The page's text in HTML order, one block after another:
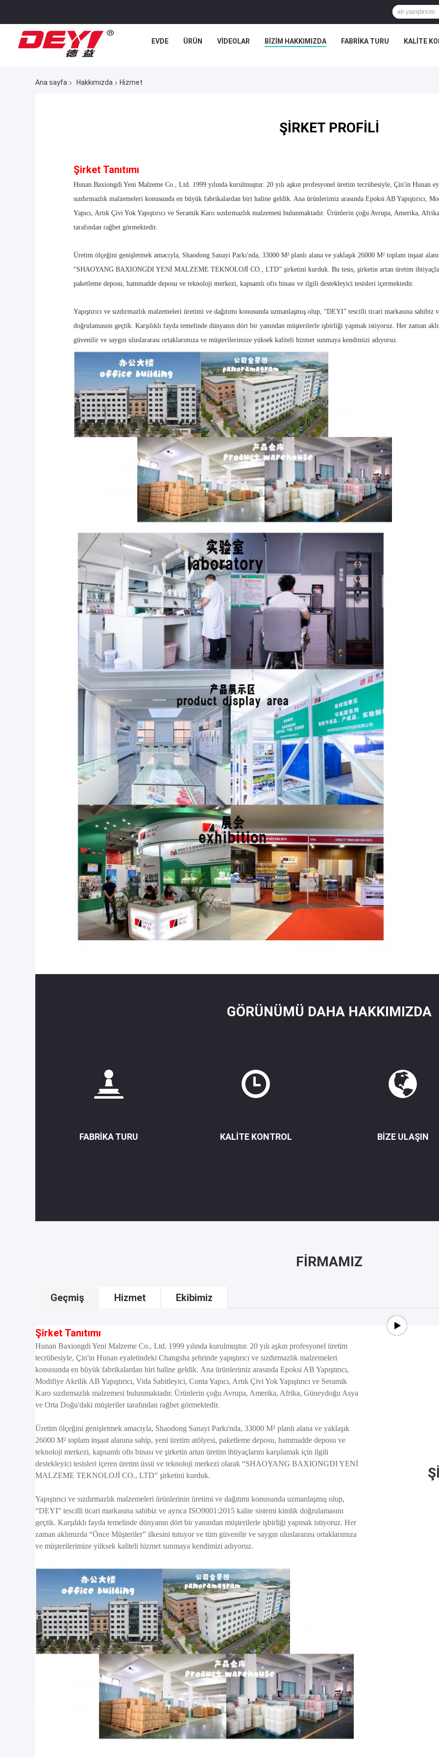
EVDE ÜRÜN VIDEOLAR BIZIM HAKKIMIZDA FABRIKA TURU KALITE
Ana sayfa Hakkımızda Hizmet
ŞIRKET PROFILI
Şirket Tanıtımı
Hunan Baxiongdi Yeni Malzeme Co., Ltd. 1999 yılında kurulmuştur. 20 yılı aşkın profesyonel üretim tecrübesiyle, Çin'in Hunan
sızdırmazlık malzemeleri konusunda en büyük fabrikalardan biri haline geldik. Ana ürünlerimiz arasında Epoksi AB Yapıştırıcı,
Yapıcı, Artık Çivi Yok Yapıştırıcı ve Seramik Karo sızdırmazlık malzemesi bulunmaktadır. Ürünlerin çoğu Avrupa, Amerika,
tarafından rağbet görmektedir.
Üretim ölçeğini genişletmek amacıyla, Shaodong Sanayi Parkı'nda, 33000 M² planlı alana ve yaklaşık 26000 M² toplam inşaat
“SHAOYANG BAXIONGDI YENİ MALZEME TEKNOLOJİ CO., LTD” şirketini kurduk. Bu tesis, şirketin artan üretim
paketleme deposu, hammadde deposu ve teknoloji merkezi, kapsamlı ofis binası ve ilgili destekleyici tesisleri içermektedir.
Yapıştırıcı ve sızdırmazlık malzemeleri üretimi ve dağıtımı konusunda uzmanlaşmış olup, “DEYI” tescilli ticari markasına
doğrulamasını geçtik. Karşılıklı fayda temelinde dünyanın dört bir yanından müşterilerle işbirliği yapmak istiyoruz. Her zaman
güvenilir ve saygın uluslararası ortaklarımıza ve müşterilerimize yüksek kaliteli hizmet sunmaya kendimizi adıyoruz.
GÖRÜNÜMÜ DAHA HAKKIMIZDA
FABRIKA TURU KALITE KONTROL BIZE ULAŞIN
FIRMAMIZ
Geçmiş Hizmet Ekibimiz
Şirket Tanıtımı
Hunan Baxiongdi Yeni Malzeme Co., Ltd. 1999 yılında kurulmuştur. 20 yılı aşkın profesyonel üretim
tecrübesiyle, Çin'in Hunan eyaletindeki Changsha şehrinde yapıştırıcı ve sızdırmazlık malzemeleri
konusunda en büyük fabrikalardan biri haline geldik. Ana ürünlerimiz arasında Epoksi AB Yapıştırıcı,
Modifiye Akrilik AB Yapıştırıcı, Vida Sabitleyici, Conta Yapıcı, Artık Çivi Yok Yapıştırıcı ve Seramik
Karo sızdırmazlık malzemesi bulunmaktadır. Ürünlerin çoğu Avrupa, Amerika, Afrika, Güneydoğu Asya
ve Orta Doğu'daki müşteriler tarafından rağbet görmektedir.
Üretim ölçeğini genişletmek amacıyla, Shaodong Sanayi Parkı'nda, 33000 M² planlı alana ve yaklaşık
26000 M² toplam inşaat alanına sahip, yeni üretim atölyesi, paketleme deposu, hammadde deposu ve
teknoloji merkezi, kapsamlı ofis binası ve şirketin artan üretim ihtiyaçlarını karşılamak için ilgili
destekleyici tesisleri içeren üretim üssü ve teknoloji merkezi olarak “SHAOYANG BAXIONGDI YENİ
MALZEME TEKNOLOJİ CO., LTD” şirketini kurduk.
Yapıştırıcı ve sızdırmazlık malzemeleri ürünlerinin üretimi ve dağıtımı konusunda uzmanlaşmış olup,
“DEYI” tescilli ticari markasına sahibiz ve ayrıca ISO9001:2015 kalite sistemi kimlik doğrulamasını
geçtik. Karşılıklı fayda temelinde dünyanın dört bir yanından müşterilerle işbirliği yapmak istiyoruz. Her
zaman aklımızda “Önce Müşteriler” ilkesini tutuyor ve tüm güvenilir ve saygın uluslararası ortaklarımıza
ve müşterilerimize yüksek kaliteli hizmet sunmaya kendimizi adıyoruz.